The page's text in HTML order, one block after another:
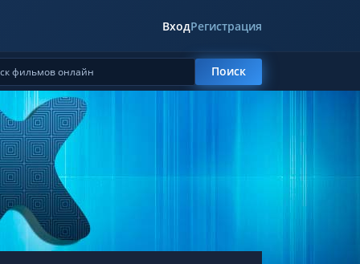
ВходРегистрация
Поиск